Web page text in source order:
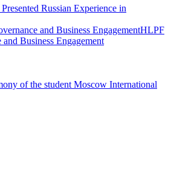
Russian Experience in
HLPF
Business Engagement
of the student Moscow International